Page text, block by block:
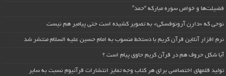
فضیلت‌ها و خواص سوره مبارکه “حمد”
نوحی که «دارِن آرونوفسکی» به تصویر کشیده است حتی پیامبر هم نیست
نرم افزار آنلاین قرآن کریم با دستخط منسوب به امام حسین علیه السلام منتشر شد
آیا شکل حروف هم در قرآن کریم حاوی پیام است ؟
تولید قلمهای اختصاصی برای هر کتاب وجه تمایز انتشارات قرآنیوم نسبت به سایر